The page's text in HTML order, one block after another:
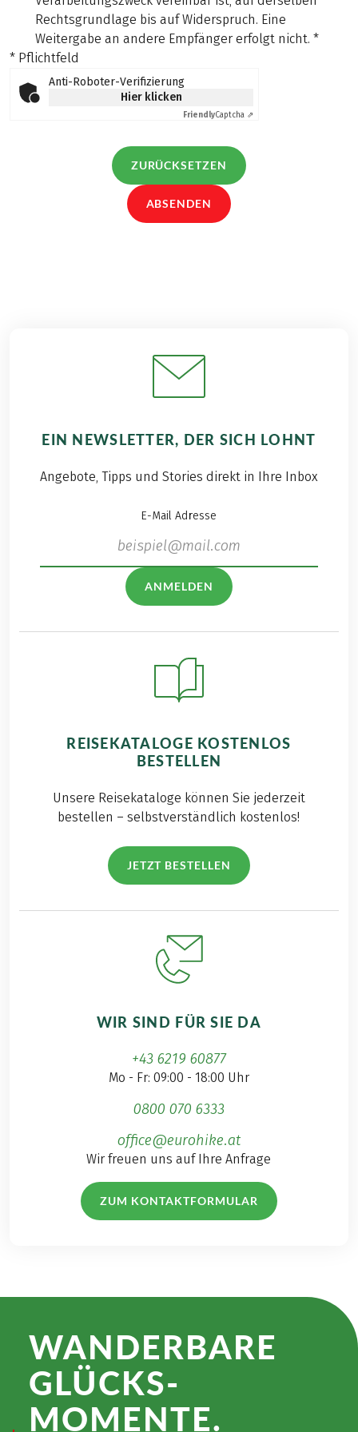
Rechtsgrundlage bis auf Widerspruch. Eine
Weitergabe an andere Empfänger erfolgt nicht. *
* Pflichtfeld
Anti-Roboter-Verifizierung
Hier klicken
FriendlyCaptcha ⇗
ZURÜCKSETZEN
ABSENDEN
EIN NEWSLETTER, DER SICH LOHNT
Angebote, Tipps und Stories direkt in Ihre Inbox
E-Mail Adresse
ANMELDEN
REISEKATALOGE KOSTENLOS
BESTELLEN
Unsere Reisekataloge können Sie jederzeit
bestellen – selbstverständlich kostenlos!
JETZT BESTELLEN
WIR SIND FÜR SIE DA
+43 6219 60877
Mo - Fr: 09:00 - 18:00 Uhr
0800 070 6333
office@eurohike.at
Wir freuen uns auf Ihre Anfrage
ZUM KONTAKTFORMULAR
WANDER­BARE
GLÜCKS­
MOMENTE.